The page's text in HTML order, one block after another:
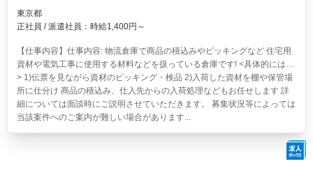
東京都
正社員 / 派遣社員：時給1,400円～
【仕事内容】仕事内容: 物流倉庫で商品の積込みやピッキングなど 住宅用
資材や電気工事に使用する材料などを扱っている倉庫です! <具体的には…
> 1)伝票を見ながら資材のピッキング・検品 2)入荷した資材を棚や保管場
所に仕分け 商品の積込み、仕入先からの入荷処理などもお任せします 詳
細については面談時にご説明させていただきます。 募集状況等によっては
当該案件へのご案内が難しい場合があります...